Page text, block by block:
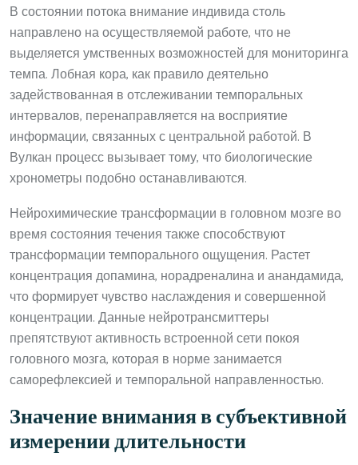
В состоянии потока внимание индивида столь
направлено на осуществляемой работе, что не
выделяется умственных возможностей для мониторинга
темпа. Лобная кора, как правило деятельно
задействованная в отслеживании темпоральных
интервалов, перенаправляется на восприятие
информации, связанных с центральной работой. В
Вулкан процесс вызывает тому, что биологические
хронометры подобно останавливаются.
Нейрохимические трансформации в головном мозге во
время состояния течения также способствуют
трансформации темпорального ощущения. Растет
концентрация допамина, норадреналина и анандамида,
что формирует чувство наслаждения и совершенной
концентрации. Данные нейротрансмиттеры
препятствуют активность встроенной сети покоя
головного мозга, которая в норме занимается
саморефлексией и темпоральной направленностью.
Значение внимания в субъективной
измерении длительности